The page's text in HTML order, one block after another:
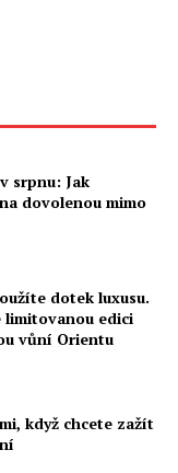
srpnu: Jak
dovolenou mimo
dotek luxusu.
limitovanou edici
vůní Orientu
když chcete zažít